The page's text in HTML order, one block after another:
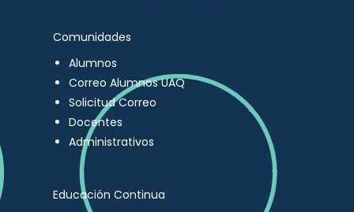
Comunidades
Alumnos
Correo Alumnos UAQ
Solicitud Correo
Docentes
Administrativos
Educación Continua